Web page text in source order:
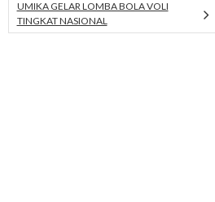
UMIKA GELAR LOMBA BOLA VOLI
TINGKAT NASIONAL